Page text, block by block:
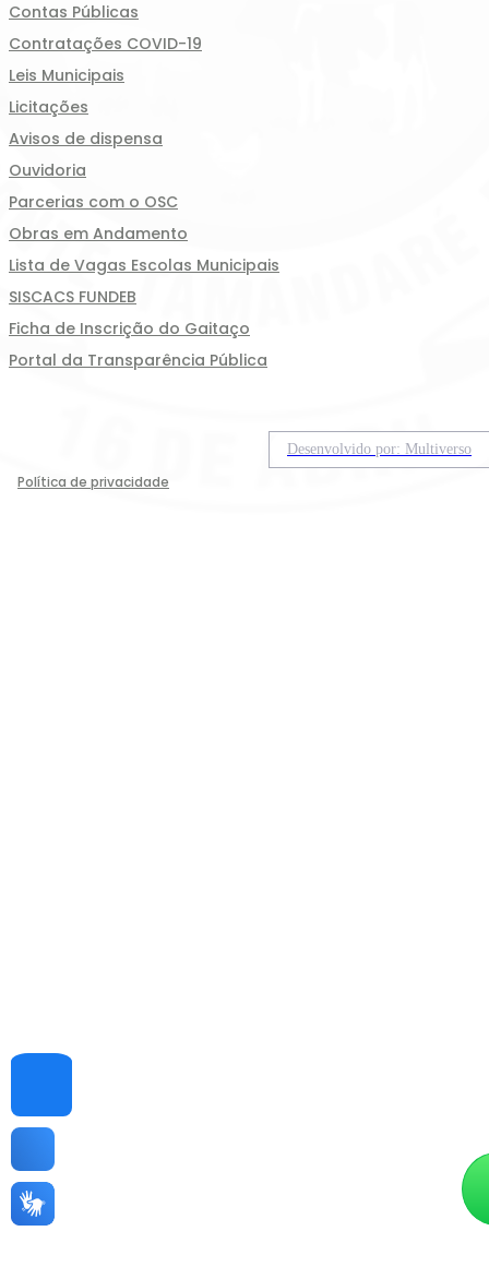
Contas Públicas
Contratações COVID-19
Leis Municipais
Licitações
Avisos de dispensa
Ouvidoria
Parcerias com o OSC
Obras em Andamento
Lista de Vagas Escolas Municipais
SISCACS FUNDEB
Ficha de Inscrição do Gaitaço
Portal da Transparência Pública
Política de privacidade
Desenvolvido por: Multiverso